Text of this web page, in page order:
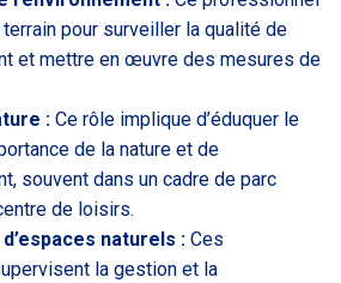
pour surveiller la qualité de
et mettre en œuvre des mesures de
: Ce rôle implique d’éduquer le
de la nature et de
souvent dans un cadre de parc
de loisirs.
naturels : Ces
la gestion et la